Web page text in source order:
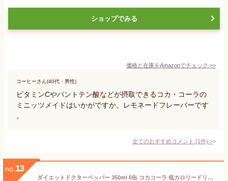
ショップでみる
価格と在庫をAmazonでチェック >>
コーヒーさん(40代・男性)
ビタミンCやパントテン酸などが摂取できるコカ・コーラの
ミニッツメイドはいかがですか。レモネードフレーバーです
。
全てのおすすめコメント (1件) >
no. 13
ダイエットドクターペッパー 350ml 6缶 コカコーラ 低カロリードリンク ヘルシードリンク ダイエット飲料 ダイエットサポート ダイエットコーラ ダイエットソーダ ヘルシーコーラ ノンシュガーコーラ ダイエット炭酸飲料 ローカロリーコーラ ダイエットペッパー